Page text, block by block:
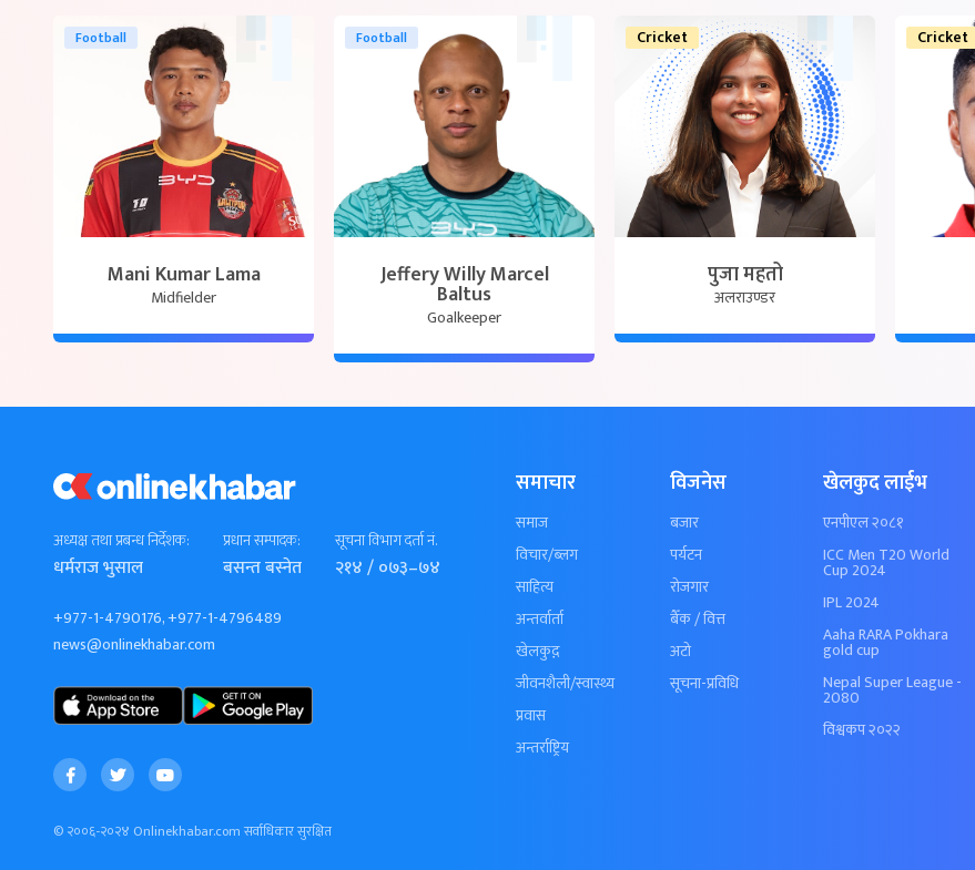
Football
Mani Kumar Lama
Midfielder
Football
Jeffery Willy Marcel
Baltus
Goalkeeper
Cricket
पुजा महतो
अलराउण्डर
Cricket
अध्यक्ष तथा प्रबन्ध निर्देशक:
धर्मराज भुसाल
प्रधान सम्पादक:
बसन्त बस्नेत
सूचना विभाग दर्ता नं.
२१४ / ०७३–७४
+977-1-4790176, +977-1-4796489
news@onlinekhabar.com
© २००६-२०२४ Onlinekhabar.com सर्वाधिकार सुरक्षित
समाचार
समाज
विचार/ब्लग
साहित्य
अन्तर्वार्ता
खेलकुद़़
जीवनशैली/स्वास्थ्य
प्रवास
अन्तर्राष्ट्रिय
विजनेस
बजार
पर्यटन
रोजगार
बैँक / वित्त
अटो
सूचना-प्रविधि
खेलकुद लाईभ
एनपीएल २०८१
ICC Men T20 World
Cup 2024
IPL 2024
Aaha RARA Pokhara
gold cup
Nepal Super League -
2080
विश्वकप २०२२